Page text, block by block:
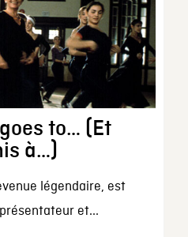
to… (Et
à…)
légendaire, est
et...